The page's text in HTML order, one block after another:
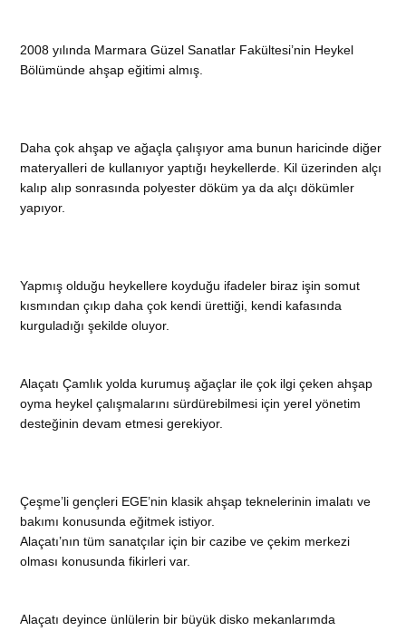
2008 yılında Marmara Güzel Sanatlar Fakültesi’nin Heykel
Bölümünde ahşap eğitimi almış.
Daha çok ahşap ve ağaçla çalışıyor ama bunun haricinde diğer
materyalleri de kullanıyor yaptığı heykellerde. Kil üzerinden alçı
kalıp alıp sonrasında polyester döküm ya da alçı dökümler
yapıyor.
Yapmış olduğu heykellere koyduğu ifadeler biraz işin somut
kısmından çıkıp daha çok kendi ürettiği, kendi kafasında
kurguladığı şekilde oluyor.
Alaçatı Çamlık yolda kurumuş ağaçlar ile çok ilgi çeken ahşap
oyma heykel çalışmalarını sürdürebilmesi için yerel yönetim
desteğinin devam etmesi gerekiyor.
Çeşme’li gençleri EGE’nin klasik ahşap teknelerinin imalatı ve
bakımı konusunda eğitmek istiyor.
Alaçatı’nın tüm sanatçılar için bir cazibe ve çekim merkezi
olması konusunda fikirleri var.
Alaçatı deyince ünlülerin bir büyük disko mekanlarımda